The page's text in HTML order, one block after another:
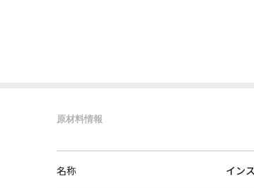
原材料情報
名称 イン